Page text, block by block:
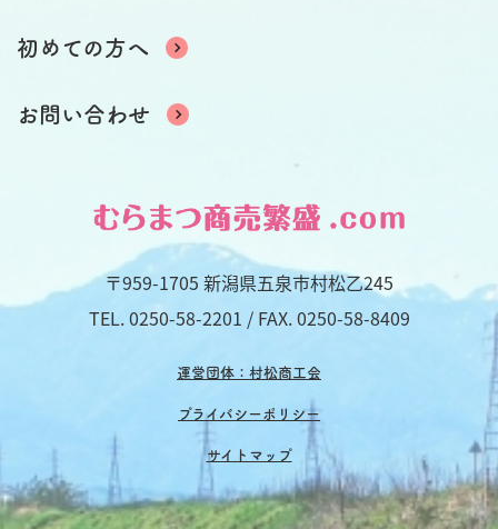
〒959-1705 新潟県五泉市村松乙245
TEL.0250-58-2201 / FAX. 0250-58-8409
運営団体：村松商工会
プライバシーポリシー
サイトマップ
初めての方へ
お問い合わせ